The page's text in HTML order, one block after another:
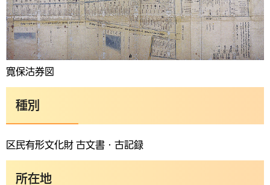
寛保沽券図
種別
区民有形文化財 古文書・古記録
所在地